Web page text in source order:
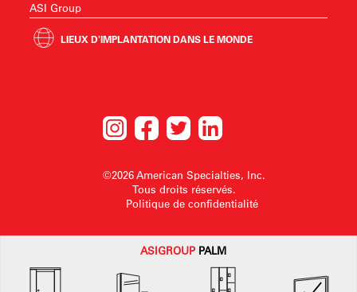
ASIGROUP PALM
ASI Group
LIEUX D'IMPLANTATION DANS LE MONDE
©2026 American Specialties, Inc.
Tous droits réservés.
Politique de confidentialité